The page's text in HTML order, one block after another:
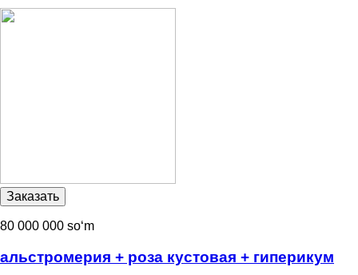
80 000 000 soʻm
альстромерия + роза кустовая + гиперикум